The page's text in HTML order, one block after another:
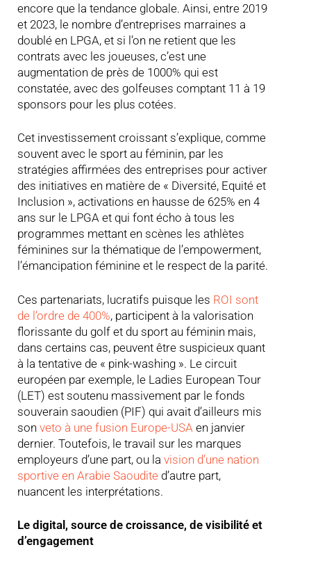
encore que la tendance globale. Ainsi, entre 2019
et 2023, le nombre d’entreprises marraines a
doublé en LPGA, et si l’on ne retient que les
contrats avec les joueuses, c’est une
augmentation de près de 1000% qui est
constatée, avec des golfeuses comptant 11 à 19
sponsors pour les plus cotées.
Cet investissement croissant s’explique, comme
souvent avec le sport au féminin, par les
stratégies affirmées des entreprises pour activer
des initiatives en matière de « Diversité, Equité et
Inclusion », activations en hausse de 625% en 4
ans sur le LPGA et qui font écho à tous les
programmes mettant en scènes les athlètes
féminines sur la thématique de l’empowerment,
l’émancipation féminine et le respect de la parité.
Ces partenariats, lucratifs puisque les ROI sont
de l’ordre de 400%, participent à la valorisation
florissante du golf et du sport au féminin mais,
dans certains cas, peuvent être suspicieux quant
à la tentative de « pink-washing ». Le circuit
européen par exemple, le Ladies European Tour
(LET) est soutenu massivement par le fonds
souverain saoudien (PIF) qui avait d’ailleurs mis
son veto à une fusion Europe-USA en janvier
dernier. Toutefois, le travail sur les marques
employeurs d’une part, ou la vision d’une nation
sportive en Arabie Saoudited’autre part,
nuancent les interprétations.
Le digital, source de croissance, de visibilité et
d’engagement